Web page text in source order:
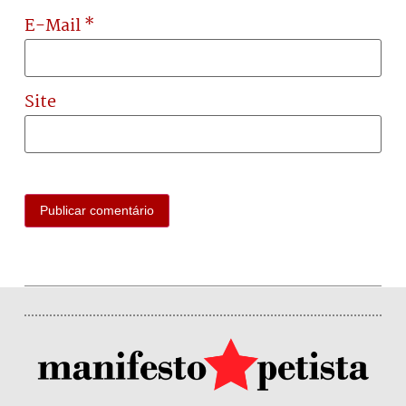
E-Mail*
Site